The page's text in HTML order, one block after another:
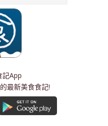
記App
最新美食食記!